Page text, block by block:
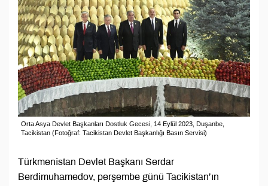
Orta Asya Devlet Başkanları Dostluk Gecesi, 14 Eylül 2023, Duşanbe,
Tacikistan (Fotoğraf: Tacikistan Devlet Başkanlığı Basın Servisi)
Türkmenistan Devlet Başkanı Serdar
Berdimuhamedov, perşembe günü Tacikistan’ın